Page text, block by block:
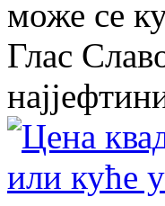
може се
Глас